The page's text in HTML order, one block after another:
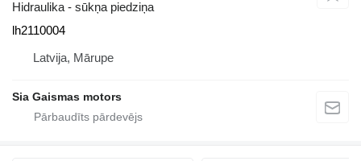
Hidraulika - sūkņa piedziņa
lh2110004
Latvija, Mārupe
Sia Gaismas motors